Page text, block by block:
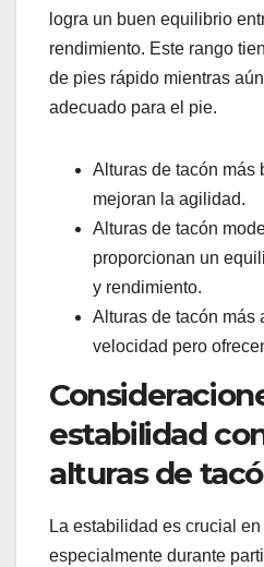
logra un buen equilibrio
rendimiento. Este rango
de pies rápido mientras
adecuado para el pie.
Alturas de tacón más
mejoran la agilidad.
Alturas de tacón
proporcionan un
y rendimiento.
Alturas de tacón más
velocidad pero
estabilidad
alturas de
La estabilidad es crucial en
especialmente durante